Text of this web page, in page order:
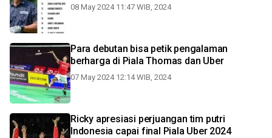
08 May 2024 11:47 WIB, 2024
Para debutan bisa petik pengalaman
berharga di Piala Thomas dan Uber
07 May 2024 12:14 WIB, 2024
Ricky apresiasi perjuangan tim putri
Indonesia capai final Piala Uber 2024